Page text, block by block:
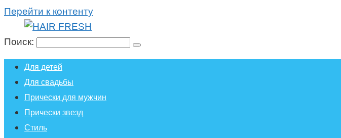
Перейти к контенту
Поиск:
Для детей
Для свадьбы
Прически для мужчин
Прически звезд
Стиль